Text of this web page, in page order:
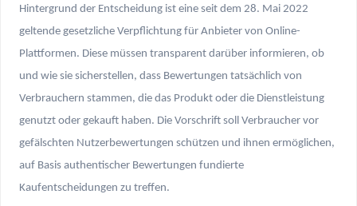
Hintergrund der Entscheidung ist eine seit dem 28. Mai 2022
geltende gesetzliche Verpflichtung für Anbieter von Online-
Plattformen. Diese müssen transparent darüber informieren, ob
und wie sie sicherstellen, dass Bewertungen tatsächlich von
Verbrauchern stammen, die das Produkt oder die Dienstleistung
genutzt oder gekauft haben. Die Vorschrift soll Verbraucher vor
gefälschten Nutzerbewertungen schützen und ihnen ermöglichen,
auf Basis authentischer Bewertungen fundierte
Kaufentscheidungen zu treffen.